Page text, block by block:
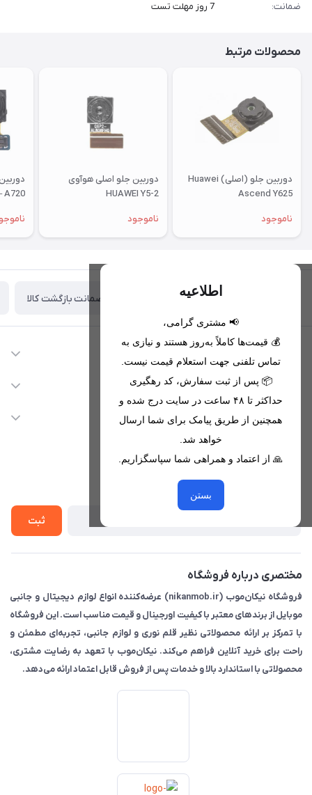
ضمانت: 7 روز مهلت تست
محصولات مرتبط
دوربین جلو (اصلی) Huawei
Ascend Y625
ناموجود
دوربین جلو اصلی هوآوی
HUAWEI Y5-2
ناموجود
A720
اطلاعیه
📢 مشتری گرامی،
💰 قیمت‌ها کاملاً به‌روز هستند و نیازی به
تماس تلفنی جهت استعلام قیمت نیست.
📦 پس از ثبت سفارش، کد رهگیری
حداکثر تا ۴۸ ساعت در سایت درج شده و
همچنین از طریق پیامک برای شما ارسال
خواهد شد.
🙏 از اعتماد و همراهی شما سپاسگزاریم.
بستن
تحویل اکسپرس(با هماهنگی) ضمانت بازگشت کالا
اطلاعات تماس
09221680256 - 09373782289
nikanmobstore@gmail.com
هرمزگان، بندرخمیر، شهرک رودبار
دسترسی سریع
لیست محصولات
خدمات مشتریان
حریم خصوصی
از جدید‌ترین تخفیف‌ها با‌ خبر شوید
ثبت
مختصری درباره فروشگاه
فروشگاه نیکان‌موب (nikanmob.ir) عرضه‌کننده انواع لوازم دیجیتال و جانبی
موبایل از برندهای معتبر با کیفیت اورجینال و قیمت مناسب است. این فروشگاه
با تمرکز بر ارائه محصولاتی نظیر قلم نوری و لوازم جانبی، تجربه‌ای مطمئن و
راحت برای خرید آنلاین فراهم می‌کند. نیکان‌موب با تعهد به رضایت مشتری،
محصولاتی با استاندارد بالا و خدمات پس از فروش قابل اعتماد ارائه می‌دهد.